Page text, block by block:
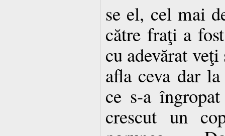
se el, cel mai
către fraţi a
cu adevărat
afla ceva dar
ce s-a
crescut un